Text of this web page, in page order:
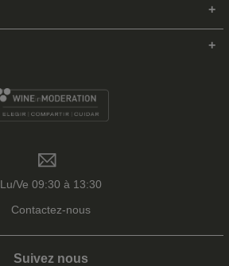
Lu/Ve 09:30 à 13:30
Contactez-nous
Suivez nous